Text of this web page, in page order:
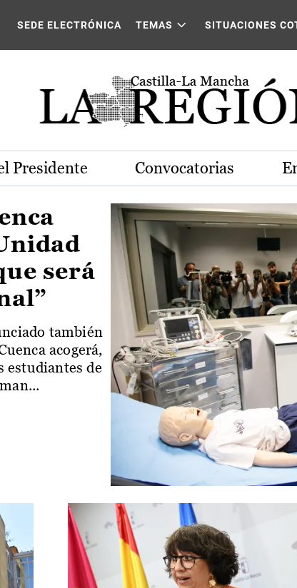
La Mancha
SEDE ELECTRÓNICA TEMAS SITUACIONES
Presidente Convocatorias
será
también
acogerá,
estudiantes de